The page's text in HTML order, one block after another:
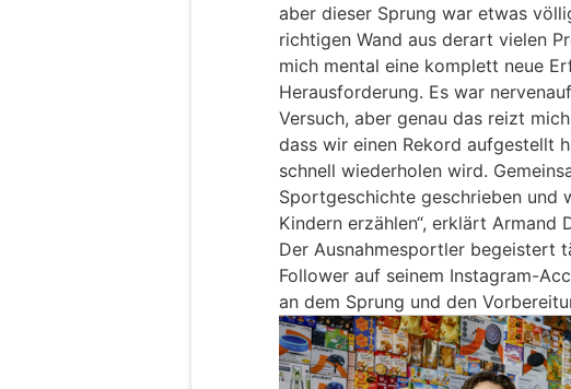
aber dieser Sprung war etwas
richtigen Wand aus derart vielen
mich mental eine komplett neue
Herausforderung. Es war
Versuch, aber genau das reizt
dass wir einen Rekord aufgestellt
schnell wiederholen wird.
Sportgeschichte geschrieben und
Kindern erzählen“, erklärt Armand
Der Ausnahmesportler begeistert
Follower auf seinem Instagram-
an dem Sprung und den